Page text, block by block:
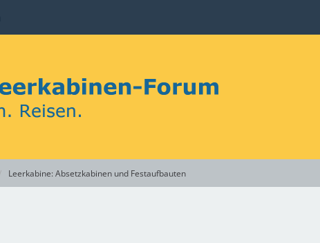
Leerkabine: Absetzkabinen und Festaufbauten